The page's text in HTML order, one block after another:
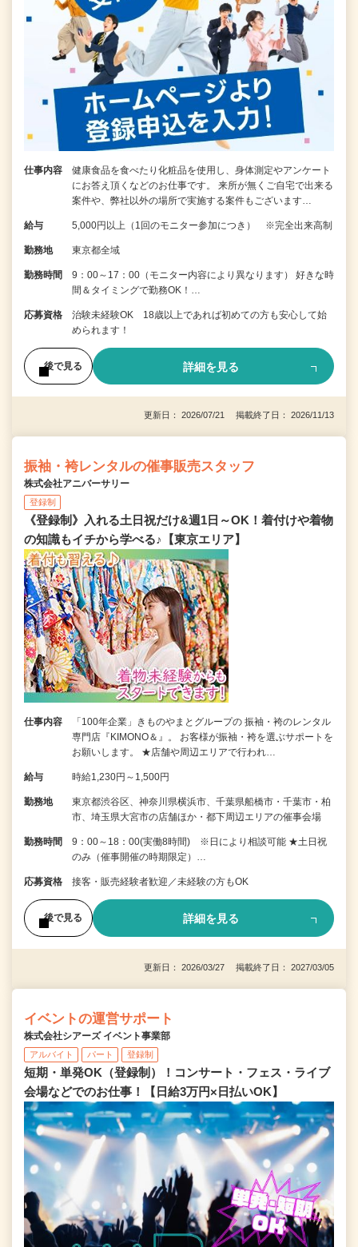
仕事内容
健康食品を食べたり化粧品を使用し、身体測定やアンケート
にお答え頂くなどのお仕事です。 来所が無くご自宅で出来る
案件や、弊社以外の場所で実施する案件もございます…
給与 5,000円以上（1回のモニター参加につき） ※完全出来高制
勤務地 東京都全域
勤務時間
9：00～17：00（モニター内容により異なります） 好きな時
間＆タイミングで勤務OK！…
応募資格
治験未経験OK 18歳以上であれば初めての方も安心して始
められます！
後で見る 詳細を見る
更新日： 2026/07/21 掲載終了日： 2026/11/13
振袖・袴レンタルの催事販売スタッフ
株式会社アニバーサリー
登録制
《登録制》入れる土日祝だけ&週1日～OK！着付けや着物
の知識もイチから学べる♪【東京エリア】
仕事内容
「100年企業」きものやまとグループの 振袖・袴のレンタル
専門店『KIMONO＆』。 お客様が振袖・袴を選ぶサポートを
お願いします。 ★店舗や周辺エリアで行われ…
給与 時給1,230円～1,500円
勤務地
東京都渋谷区、神奈川県横浜市、千葉県船橋市・千葉市・柏
市、埼玉県大宮市の店舗ほか・都下周辺エリアの催事会場
勤務時間
9：00～18：00(実働8時間) ※日により相談可能 ★土日祝
のみ（催事開催の時期限定）…
応募資格 接客・販売経験者歓迎／未経験の方もOK
後で見る 詳細を見る
更新日： 2026/03/27 掲載終了日： 2027/03/05
イベントの運営サポート
株式会社シアーズ イベント事業部
アルバイト パート 登録制
短期・単発OK（登録制）！コンサート・フェス・ライブ
会場などでのお仕事！【日給3万円×日払いOK】